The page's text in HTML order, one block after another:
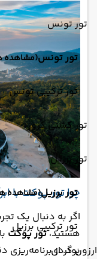
تور تونس
تور تونس(مشاهده
تور ترکیبی تونس
تور کشتی کروز
تور برزیل
تور برزیل(مشاهده
تور ترکیبی برزیل
ارزون گردی
چرا تور پوکت با
اگر به دنبال یک
هستید،تور پوکت با
بود. از